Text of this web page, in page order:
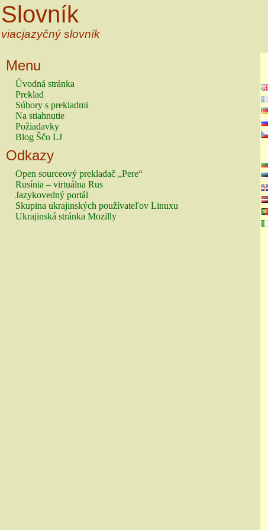
Slovník
viacjazyčný slovník
Menu
Úvodná stránka
Preklad
Súbory s prekladmi
Na stiahnutie
Požiadavky
Blog Ščo LJ
Odkazy
Open sourceový prekladač „Pere“
Rusínia – virtuálna Rus
Jazykovedný portál
Skupina ukrajinských používateľov Linuxu
Ukrajinská stránka Mozilly